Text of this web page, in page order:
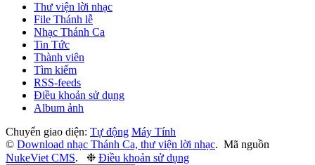
Thư viện lời nhạc
File Thánh lễ
Nhạc Thánh Ca
Tin Tức
Thành viên
Tìm kiếm
RSS-feeds
Điều khoản sử dụng
Album ảnh
Chuyển giao diện: Tự động Máy Tính
© Download nhạc Thánh Ca, thư viện lời nhạc. Mã nguồn
NukeViet CMS. ❉ Điều khoản sử dụng